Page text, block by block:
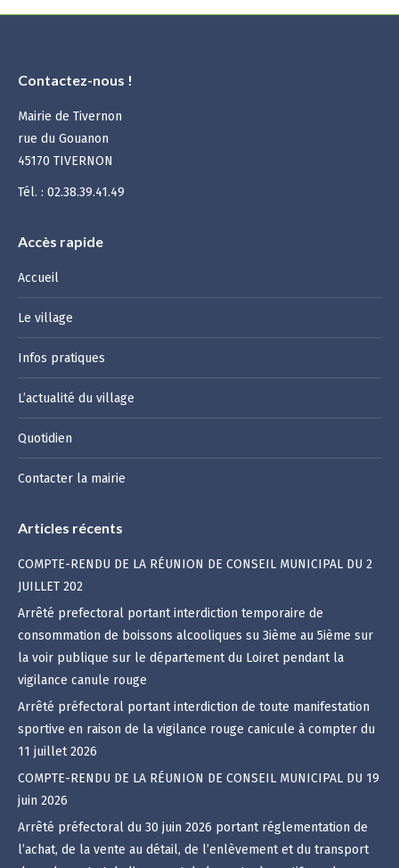
Contactez-nous !
Mairie de Tivernon
rue du Gouanon
45170 TIVERNON
Tél. : 02.38.39.41.49
Accès rapide
Accueil
Le village
Infos pratiques
L’actualité du village
Quotidien
Contacter la mairie
Articles récents
COMPTE-RENDU DE LA RÉUNION DE CONSEIL MUNICIPAL DU 2
JUILLET 202
Arrêté prefectoral portant interdiction temporaire de
consommation de boissons alcooliques su 3ième au 5ième sur
la voir publique sur le département du Loiret pendant la
vigilance canule rouge
Arrêté préfectoral portant interdiction de toute manifestation
sportive en raison de la vigilance rouge canicule à compter du
11 juillet 2026
COMPTE-RENDU DE LA RÉUNION DE CONSEIL MUNICIPAL DU 19
juin 2026
Arrêté préfectoral du 30 juin 2026 portant réglementation de
l’achat, de la vente au détail, de l’enlèvement et du transport